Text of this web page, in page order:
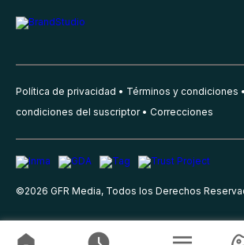
Política de privacidad Términos y condiciones
condiciones del suscriptor
Correcciones
©2026 GFR Media, Todos los Derechos